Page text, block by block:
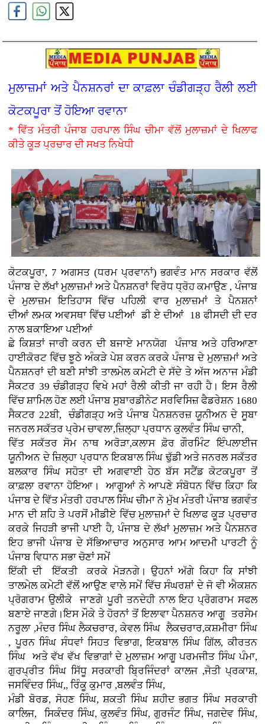
ਮੁਲਾਜ਼ਮਾਂ ਅਤੇ ਪੈਨਸ਼ਨਰਾਂ ਦਾ ਕਾਫ਼ਲਾ ਚੰਡੀਗੜ੍ਹ ਰੈਲੀ ਲਈ
ਕੋਟਕਪੂਰਾ ਤੋਂ ਹੋਇਆ ਰਵਾਨਾ
* ਵਿੱਤ ਮੰਤਰੀ ਪੰਜਾਬ ਹਰਪਾਲ ਸਿੰਘ ਚੀਮਾ ਵੱਲੋਂ ਮੁਲਾਜ਼ਮਾਂ ਦੇ ਖਿਲਾਫ
ਕੀਤੇ ਕੂੜ ਪ੍ਰਚਾਰ ਦੀ ਸਖਤ ਨਿਖੇਧੀ
ਕੋਟਕਪੂਰਾ, 7 ਅਗਸਤ (ਧਰਮ ਪ੍ਰਵਾਨਾਂ)ਭਗਵੰਤ ਮਾਨ ਸਰਕਾਰ ਵੱਲੋਂ
ਪੰਜਾਬ ਦੇ ਲੱਖਾਂ ਮੁਲਾਜ਼ਮਾਂ ਅਤੇ ਪੈਨਸ਼ਨਰਾਂ ਵਿਰੋਧ ਧ੍ਰੋਹ ਕਮਾਉਣ , ਪੰਜਾਬ
ਦੇ ਮੁਲਾਜ਼ਮ ਇਤਿਹਾਸ ਵਿੱਚ ਪਹਿਲੀ ਵਾਰ ਮੁਲਾਜ਼ਮਾਂ ਤੇ ਪੈਨਸ਼ਨਾਂ
ਦੀਆਂਲਮਕ ਅਵਸਥਾ ਵਿੱਚ ਪਈਆਂ ਡੀ ਏ ਦੀਆਂ 18 ਫੀਸਦੀ ਦੀ ਦਰ
ਨਾਲ ਬਕਾਇਆ ਪਈਆਂ
ਛੇ ਕਿਸ਼ਤਾਂ ਜਾਰੀ ਕਰਨ ਦੀ ਬਜਾਏ ਮਾਨਯੋਗ ਪੰਜਾਬ ਅਤੇ ਹਰਿਆਣਾ
ਹਾਈਕੋਰਟ ਵਿੱਚ ਝੂਠੇ ਅੰਕੜੇ ਪੇਸ਼ ਕਰਨ ਕਰਕੇ ਪੰਜਾਬ ਦੇ ਮੁਲਾਜ਼ਮਾਂ ਅਤੇ
ਪੈਨਸ਼ਨਰਾਂ ਦੀ ਬਣੀ ਸਾਂਝੀ ਤਾਲਮੇਲ ਕਮੇਟੀ ਦੇ ਸੱਦੇ ਤੇ ਅੱਜ ਅਨਾਜ ਮੰਡੀ
ਸੈਕਟਰ 39 ਚੰਡੀਗੜ੍ਹ ਵਿਖੇ ਮਹਾਂ ਰੈਲੀ ਕੀਤੀ ਜਾ ਰਹੀ ਹੈ। ਇਸ ਰੈਲੀ
ਵਿੱਚ ਸ਼ਾਮਿਲ ਹੋਣ ਲਈ ਪੰਜਾਬ ਸੁਬਾਰਡੀਨੇਟ ਸਰਵਿਸਿਜ਼ ਫੈਡਰੇਸ਼ਨ 1680
ਸੈਕਟਰ 22ਬੀ, ਚੰਡੀਗੜ੍ਹ ਅਤੇ ਪੰਜਾਬ ਪੈਨਸ਼ਨਰਜ਼ ਯੂਨੀਅਨ ਦੇ ਸੂਬਾ
ਜਨਰਲ ਸਕੱਤਰ ਪ੍ਰੇਮ ਚਾਵਲਾ,ਜ਼ਿਲ੍ਹਾ ਪ੍ਰਧਾਨ ਕੁਲਵੰਤ ਸਿੰਘ ਚਾਨੀ,
ਵਿੱਤ ਸਕੱਤਰ ਸੋਮ ਨਾਥ ਅਰੋੜਾ,ਕਲਾਸ ਫ਼ੋਰ ਗੌਰਮਿੰਟ ਇੰਪਲਾਈਜ
ਯੂਨੀਅਨ ਦੇ ਜ਼ਿਲ੍ਹਾ ਪ੍ਰਧਾਨ ਇਕਬਾਲ ਸਿੰਘ ਢੁੱਡੀ ਅਤੇ ਜਨਰਲ ਸਕੱਤਰ
ਬਲਕਾਰ ਸਿੰਘ ਸਹੋਤਾ ਦੀ ਅਗਵਾਈ ਹੇਠ ਬੱਸ ਸਟੈਂਡ ਕੋਟਕਪੂਰਾ ਤੋਂ
ਕਾਫ਼ਲਾ ਰਵਾਨਾ ਹੋਇਆ। ਆਗੂਆਂ ਨੇ ਆਪਣੇ ਸੰਬੋਧਨ ਵਿੱਚ ਕਿਹਾ ਕਿ
ਪੰਜਾਬ ਦੇ ਵਿੱਤ ਮੰਤਰੀ ਹਰਪਾਲ ਸਿੰਘ ਚੀਮਾ ਨੇ ਮੁੱਖ ਮੰਤਰੀ ਪੰਜਾਬ ਭਗਵੰਤ
ਮਾਨ ਦੀ ਸ਼ਹਿ ਤੇ ਪਰਸੋਂ ਮੀਡੀਏ ਵਿੱਚ ਮੁਲਾਜ਼ਮਾਂ ਦੇ ਖਿਲਾਫ ਕੂੜ ਪ੍ਰਚਾਰ
ਕਰਕੇ ਜਿਹੜੀ ਭਾਜੀ ਪਾਈ ਹੈ, ਪੰਜਾਬ ਦੇ ਲੱਖਾਂ ਮੁਲਾਜ਼ਮ ਅਤੇ ਪੈਨਸ਼ਨਰ
ਇਹ ਭਾਜੀ ਪੰਜਾਬ ਦੇ ਸੱਭਿਆਚਾਰ ਅਨੁਸਾਰ ਆਮ ਆਦਮੀ ਪਾਰਟੀ ਨੂੰ
ਪੰਜਾਬ ਵਿਧਾਨ ਸਭਾ ਚੋਣਾਂ ਸਮੇਂ
ਇੱਕੀ ਦੀ ਇੱਕਤੀ ਕਰਕੇ ਮੋੜਨਗੇ। ਉਹਨਾਂ ਅੱਗੇ ਕਿਹਾ ਕਿ ਸਾਂਝੀ
ਤਾਲਮੇਲ ਕਮੇਟੀ ਵੱਲੋਂ ਆਉਣ ਵਾਲੇ ਸਮੇਂ ਵਿੱਚ ਸੰਘਰਸ਼ਾਂ ਦੇ ਜੋ ਵੀ ਐਕਸ਼ਨ
ਪ੍ਰੋਗਰਾਮ ਉਲੀਕੇ ਜਾਣਗੇ ਪੂਰੀ ਤਨਦੇਹੀ ਨਾਲ ਇਹ ਪ੍ਰੋਗਰਾਮ ਸਫਲ
ਬਣਾਏ ਜਾਣਗੇ।ਇਸ ਮੌਕੇ ਤੇ ਹੋਰਨਾਂ ਤੋਂ ਇਲਾਵਾ ਪੈਨਸ਼ਨਰ ਆਗੂ ਤਰਸੇਮ
ਨਰੂਲਾ ,ਮੰਦਰ ਸਿੰਘ ਲੈਕਚਰਾਰ, ਕੇਵਲ ਸਿੰਘ ਲੈਕਚਰਾਰ,ਕਸ਼ਮੀਰਾ ਸਿੰਘ
, ਪੂਰਨ ਸਿੰਘ ਸੰਧਵਾਂ ਸਿਹਤ ਵਿਭਾਗ, ਇਕਬਾਲ ਸਿੰਘ ਗਿੱਲ, ਕੀਰਤਨ
ਸਿੰਘ ਅਤੇ ਵੱਖ ਵੱਖ ਵਿਭਾਗਾਂ ਦੇ ਮੁਲਾਜ਼ਮ ਆਗੂ ਪਰਮਜੀਤ ਸਿੰਘ ਪੰਮਾ,
ਗੁਰਪ੍ਰੀਤ ਸਿੰਘ ਸਿੱਧੂ ਸਰਕਾਰੀ ਬ੍ਰਿਜਿੰਦਰਾਂ ਕਾਲਜ ,ਜੋਤੀ ਪ੍ਰਕਾਸ਼,
ਜਸਵਿੰਦਰ ਸਿੰਘ,, ਰਿੰਕੂ ਕੁਮਾਰ ,ਬਲਵੰਤ ਸਿੰਘ,
ਮੰਡੀ ਬੋਰਡ, ਸੋਹਣ ਸਿੰਘ, ਸ਼ਕਤੀ ਸਿੰਘ ਸ਼ਹੀਦ ਭਗਤ ਸਿੰਘ ਸਰਕਾਰੀ
ਕਾਲਿਜ,
ਸਿਕੰਦਰ ਸਿੰਘ, ਕੁਲਵੰਤ ਸਿੰਘ, ਗੁਰਜੰਟ ਸਿੰਘ, ਜਗਦੇਵ ਸਿੰਘ,